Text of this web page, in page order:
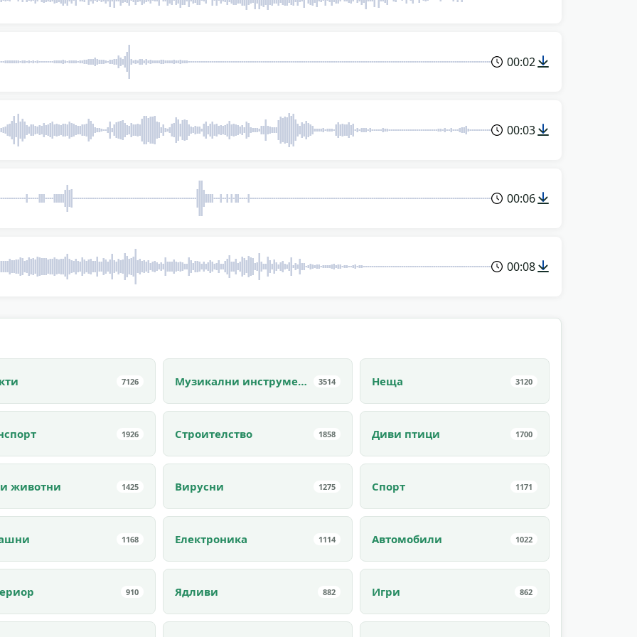
00:02
00:03
00:06
00:08
7126 Музикални инструменти 3514 Неща 3120
1926 Строителство 1858 Диви птици 1700
животни 1425 Вирусни 1275 Спорт 1171
1168 Електроника 1114 Автомобили 1022
910 Ядливи 882 Игри 862